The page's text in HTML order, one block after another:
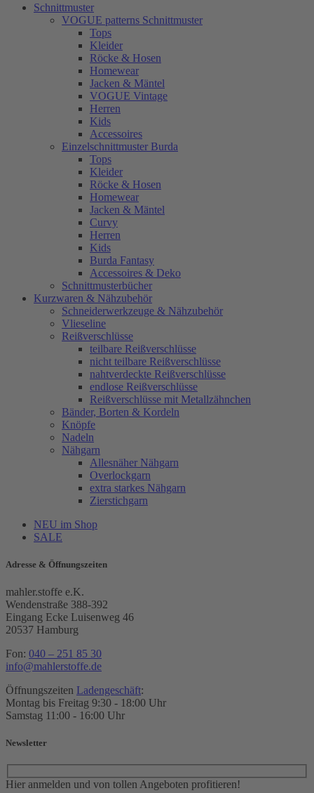
Schnittmuster
VOGUE patterns Schnittmuster
Tops
Kleider
Röcke & Hosen
Homewear
Jacken & Mäntel
VOGUE Vintage
Herren
Kids
Accessoires
Einzelschnittmuster Burda
Tops
Kleider
Röcke & Hosen
Homewear
Jacken & Mäntel
Curvy
Herren
Kids
Burda Fantasy
Accessoires & Deko
Schnittmusterbücher
Kurzwaren & Nähzubehör
Schneiderwerkzeuge & Nähzubehör
Vlieseline
Reißverschlüsse
teilbare Reißverschlüsse
nicht teilbare Reißverschlüsse
nahtverdeckte Reißverschlüsse
endlose Reißverschlüsse
Reißverschlüsse mit Metallzähnchen
Bänder, Borten & Kordeln
Knöpfe
Nadeln
Nähgarn
Allesnäher Nähgarn
Overlockgarn
extra starkes Nähgarn
Zierstichgarn
NEU im Shop
SALE
Adresse & Öffnungszeiten
mahler.stoffe e.K.
Wendenstraße 388-392
Eingang Ecke Luisenweg 46
20537 Hamburg
Fon: 040 – 251 85 30
info@mahlerstoffe.de
Öffnungszeiten Ladengeschäft:
Montag bis Freitag 9:30 - 18:00 Uhr
Samstag 11:00 - 16:00 Uhr
Newsletter
Hier anmelden und von tollen Angeboten profitieren!